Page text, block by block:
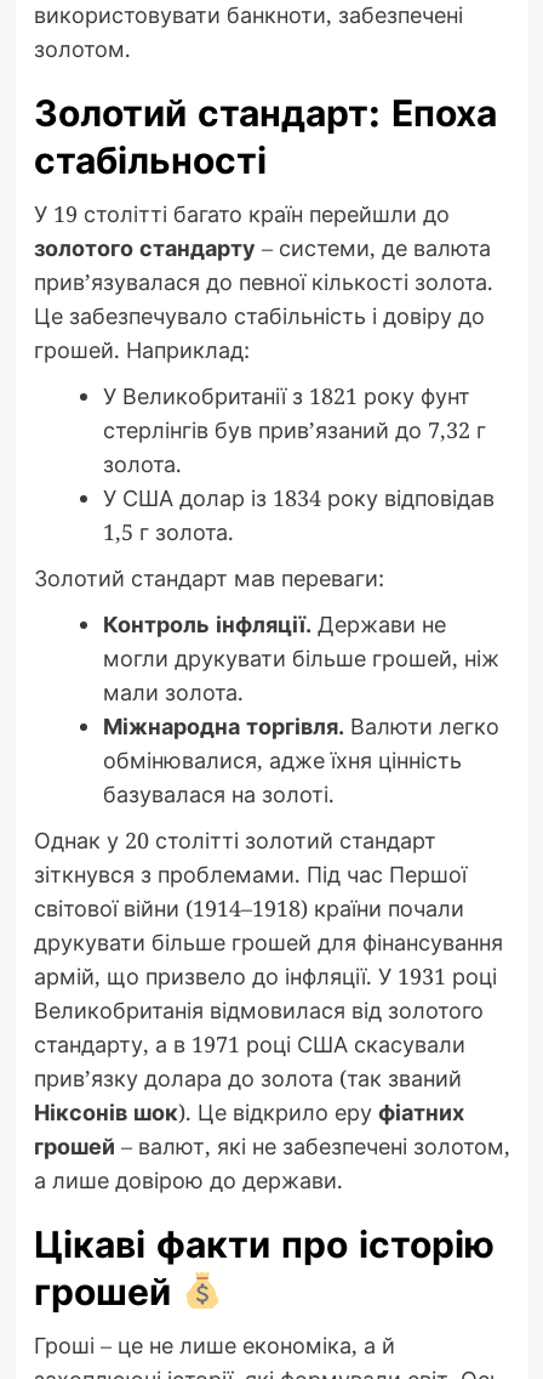
використовувати банкноти, забезпечені
золотом.
Золотий стандарт: Епоха
стабільності
У 19 столітті багато країн перейшли до
золотого стандарту – системи, де валюта
прив’язувалася до певної кількості золота.
Це забезпечувало стабільність і довіру до
грошей. Наприклад:
У Великобританії з 1821 року фунт
стерлінгів був прив’язаний до 7,32 г
золота.
У США долар із 1834 року відповідав
1,5 г золота.
Золотий стандарт мав переваги:
Контроль інфляції. Держави не
могли друкувати більше грошей, ніж
мали золота.
Міжнародна торгівля. Валюти легко
обмінювалися, адже їхня цінність
базувалася на золоті.
Однак у 20 столітті золотий стандарт
зіткнувся з проблемами. Під час Першої
світової війни (1914–1918) країни почали
друкувати більше грошей для фінансування
армій, що призвело до інфляції. У 1931 році
Великобританія відмовилася від золотого
стандарту, а в 1971 році США скасували
прив’язку долара до золота (так званий
Ніксонів шок). Це відкрило еру фіатних
грошей – валют, які не забезпечені золотом,
а лише довірою до держави.
Цікаві факти про історію
грошей
Гроші – це не лише економіка, а й